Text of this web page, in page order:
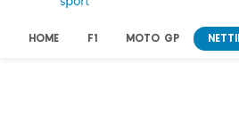
HOME F1 MOTO GP